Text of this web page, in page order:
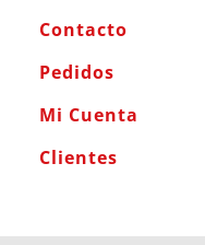
Contacto
Pedidos
Mi Cuenta
Clientes